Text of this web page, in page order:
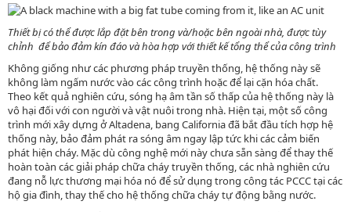
Thiết bị có thể được lắp đặt bên trong và/hoặc bên ngoài nhà, được tùy
chỉnh để bảo đảm kín đáo và hòa hợp với thiết kế tổng thể của công trình
Không giống như các phương pháp truyền thống, hệ thống này sẽ
không làm ngấm nước vào các công trình hoặc để lại cặn hóa chất.
Theo kết quả nghiên cứu, sóng hạ âm tần số thấp của hệ thống này là
vô hại đối với con người và vật nuôi trong nhà. Hiện tại, một số công
trình mới xây dựng ở Altadena, bang California đã bắt đầu tích hợp hệ
thống này, bảo đảm phát ra sóng âm ngay lập tức khi các cảm biến
phát hiện cháy. Mặc dù công nghệ mới này chưa sẵn sàng để thay thế
hoàn toàn các giải pháp chữa cháy truyền thống, các nhà nghiên cứu
đang nỗ lực thương mại hóa nó để sử dụng trong công tác PCCC tại các
hộ gia đình, thay thế cho hệ thống chữa cháy tự động bằng nước.